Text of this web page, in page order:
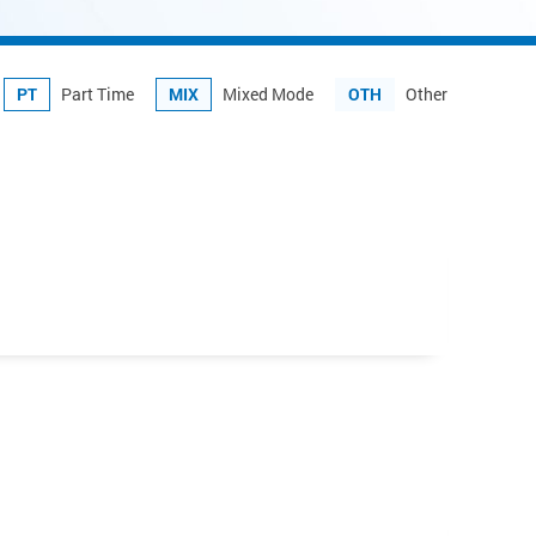
PT Part Time MIX Mixed Mode OTH Other